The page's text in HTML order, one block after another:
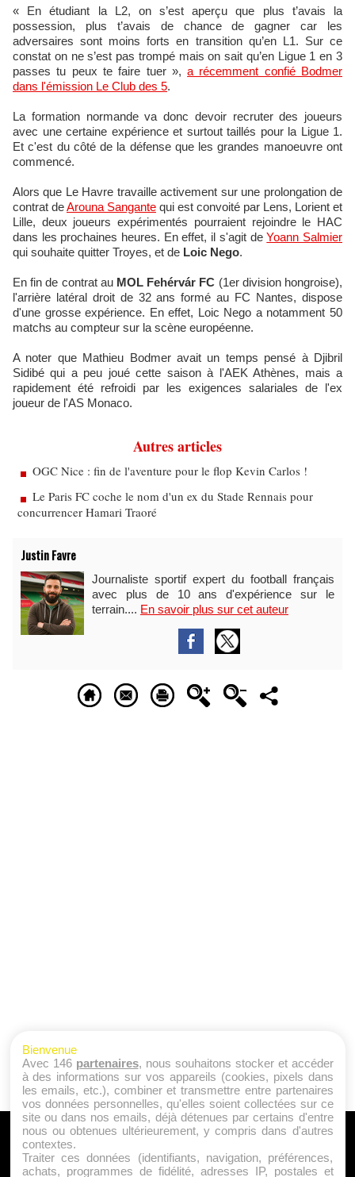
« En étudiant la L2, on s’est aperçu que plus t’avais la
possession, plus t’avais de chance de gagner car les
adversaires sont moins forts en transition qu’en L1. Sur ce
constat on ne s’est pas trompé mais on sait qu’en Ligue 1 en 3
passes tu peux te faire tuer »,a récemment confié Bodmer
dans l'émission Le Club des 5.
La formation normande va donc devoir recruter des joueurs
avec une certaine expérience et surtout taillés pour la Ligue 1.
Et c'est du côté de la défense que les grandes manoeuvre ont
commencé.
Alors que Le Havre travaille activement sur une prolongation de
contrat deArouna Sangante qui est convoité par Lens, Lorient et
Lille, deux joueurs expérimentés pourraient rejoindre le HAC
dans les prochaines heures. En effet, il s'agit deYoann Salmier
qui souhaite quitter Troyes, et de Loic Nego.
En fin de contrat au MOL Fehérvár FC (1er division hongroise),
l'arrière latéral droit de 32 ans formé au FC Nantes, dispose
d'une grosse expérience. En effet, Loic Nego a notamment 50
matchs au compteur sur la scène européenne.
A noter que Mathieu Bodmer avait un temps pensé à Djibril
Sidibé qui a peu joué cette saison à l'AEK Athènes, mais a
rapidement été refroidi par les exigences salariales de l'ex
joueur de l'AS Monaco.
Autres articles
OGC Nice : fin de l'aventure pour le flop Kevin Carlos !
Le Paris FC coche le nom d'un ex du Stade Rennais pour
concurrencer Hamari Traoré
Justin Favre
Journaliste sportif expert du football français
avec plus de 10 ans d'expérience sur le
terrain.... En savoir plus sur cet auteur
A PROPOS
Qui sommes nous ?
Bienvenue
Avec 146 partenaires, nous souhaitons stocker et accéder
à des informations sur vos appareils (cookies, pixels dans
les emails, etc.), combiner et transmettre entre partenaires
vos données personnelles, qu'elles soient collectées sur ce
site ou dans nos emails, déjà détenues par certains d'entre
nous ou obtenues ultérieurement, y compris dans d'autres
contextes.
Traiter ces données (identifiants, navigation, préférences,
achats, programmes de fidélité, adresses IP, postales et